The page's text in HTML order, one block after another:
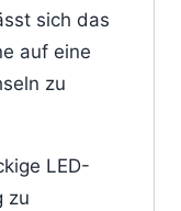
sich das
auf eine
zu
LED-
zu